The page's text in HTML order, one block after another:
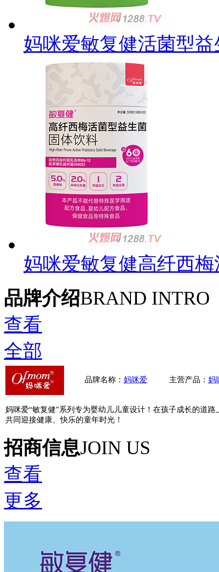
妈咪爱敏复健活菌型
妈咪爱敏复健高纤西
品牌介绍BRAND INTRO
查看
全部
品牌名称： 妈咪爱 主营产品： 妈
妈咪爱“敏复健”系列专为婴幼儿儿童设计！在孩子成长的道
共同迎接健康、快乐的童年时光！
招商信息JOIN US
查看
更多